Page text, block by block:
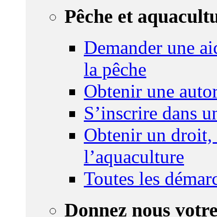
Pêche et
Demander une
la pêche
Obtenir une
S’inscrire dans
Obtenir un droit,
l’aquaculture
Toutes les
Donnez nous